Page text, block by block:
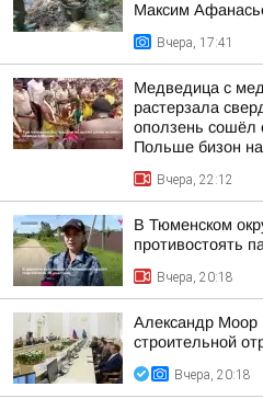
Максим
Вчера, 17:41
Медведица с
растерзала
оползень сошёл
Польше бизон
Вчера, 22:12
В Тюменском
противостоять
Вчера, 20:18
Александр Моор
строительной
Вчера, 20:18